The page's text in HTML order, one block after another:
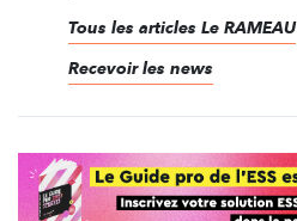
Tous les articles Le RAMEAU
Recevoir les news